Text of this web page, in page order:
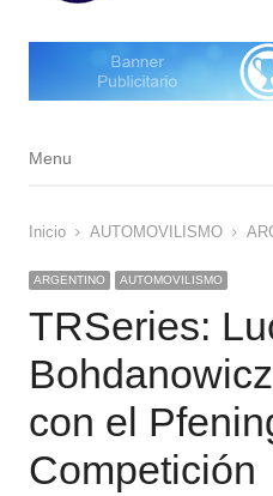
Menu
Menu
Inicio AUTOMOVILISMO
ARGENTINO AUTOMOVILISMO
TRSeries:
con el
Competición